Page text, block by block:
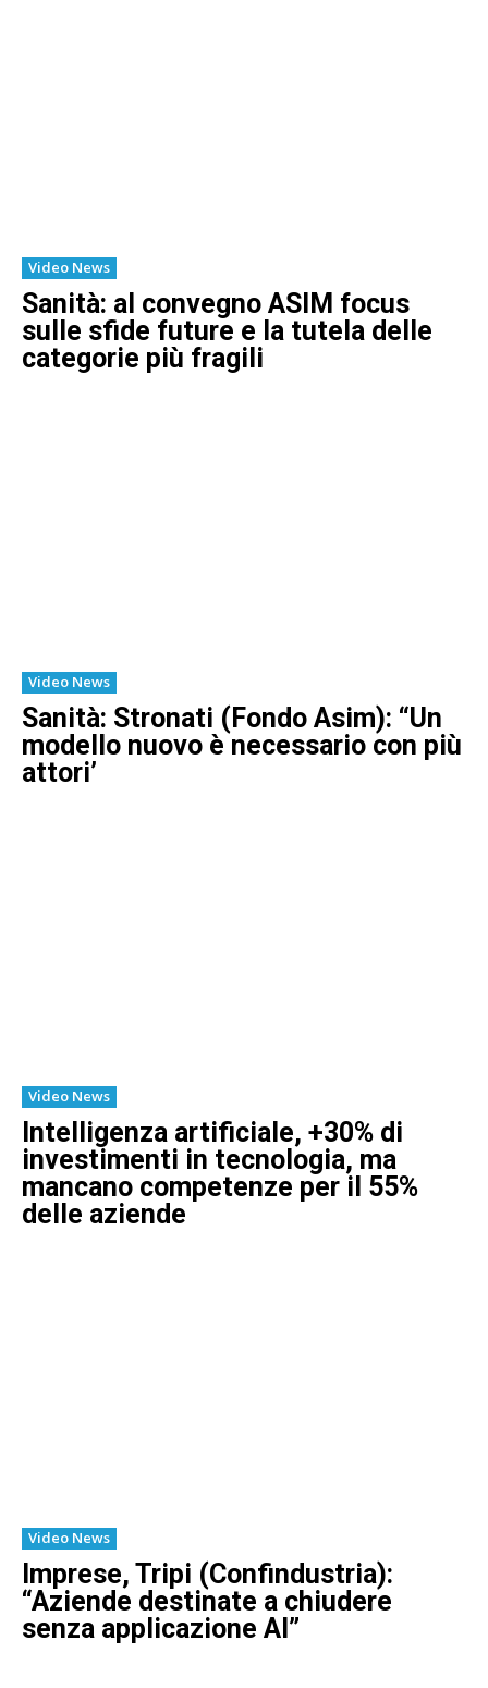
Video News
Sanità: al convegno ASIM focus
sulle sfide future e la tutela delle
categorie più fragili
Video News
Sanità: Stronati (Fondo Asim): “Un
modello nuovo è necessario con più
attori’
Video News
Intelligenza artificiale, +30% di
investimenti in tecnologia, ma
mancano competenze per il 55%
delle aziende
Video News
Imprese, Tripi (Confindustria):
“Aziende destinate a chiudere
senza applicazione AI”